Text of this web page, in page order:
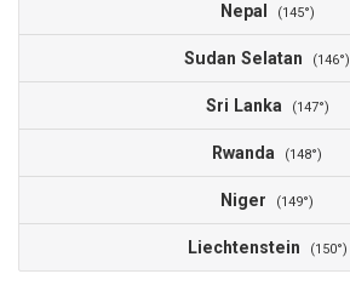
Nepal (145°)
Sudan Selatan (146°)
Sri Lanka (147°)
Rwanda (148°)
Niger (149°)
Liechtenstein (150°)